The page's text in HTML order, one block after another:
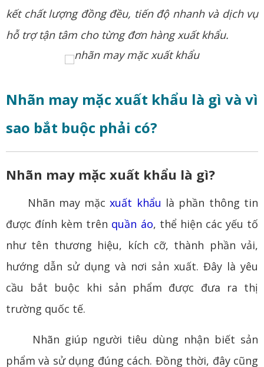
kết chất lượng đồng đều, tiến độ nhanh và dịch vụ
hỗ trợ tận tâm cho từng đơn hàng xuất khẩu.
Nhãn may mặc xuất khẩu là gì và vì
sao bắt buộc phải có?
Nhãn may mặc xuất khẩu là gì?
Nhãn may mặcxuất khẩu là phần thông tin
được đính kèm trên quần áo, thể hiện các yếu tố
như tên thương hiệu, kích cỡ, thành phần vải,
hướng dẫn sử dụng và nơi sản xuất. Đây là yêu
cầu bắt buộc khi sản phẩm được đưa ra thị
trường quốc tế.
Nhãn giúp người tiêu dùng nhận biết sản
phẩm và sử dụng đúng cách. Đồng thời, đây cũng